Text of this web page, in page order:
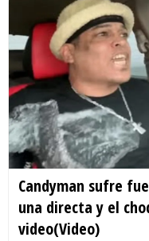
Candyman sufre
una directa y el
video(Video)